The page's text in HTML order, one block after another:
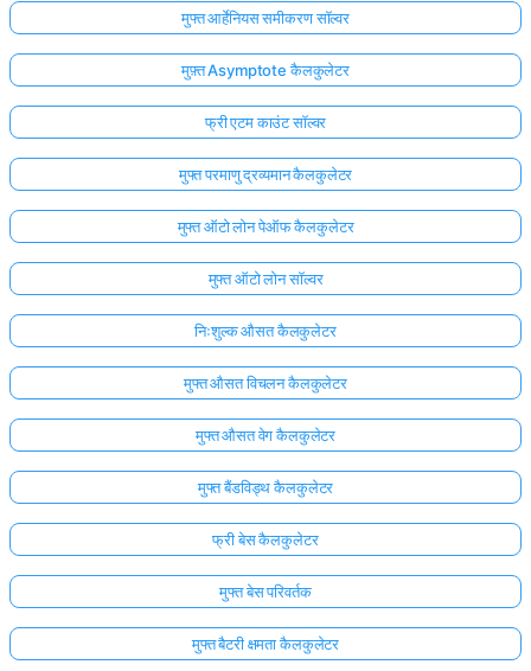
मुफ्त आर्हेनियस समीकरण सॉल्वर
मुफ़्त Asymptote कैलकुलेटर
फ्री एटम काउंट सॉल्वर
मुफ्त परमाणु द्रव्यमान कैलकुलेटर
मुफ्त ऑटो लोन पेऑफ कैलकुलेटर
मुफ्त ऑटो लोन सॉल्वर
निःशुल्क औसत कैलकुलेटर
मुफ्त औसत विचलन कैलकुलेटर
मुफ्त औसत वेग कैलकुलेटर
मुफ्त बैंडविड्थ कैलकुलेटर
फ्री बेस कैलकुलेटर
मुफ्त बेस परिवर्तक
मुफ्त बैटरी क्षमता कैलकुलेटर